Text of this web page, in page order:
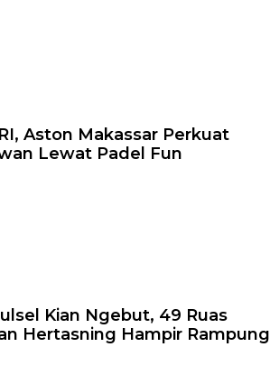
Aston Makassar Perkuat
Lewat Padel Fun
Kian Ngebut, 49 Ruas
Hertasning Hampir Rampung